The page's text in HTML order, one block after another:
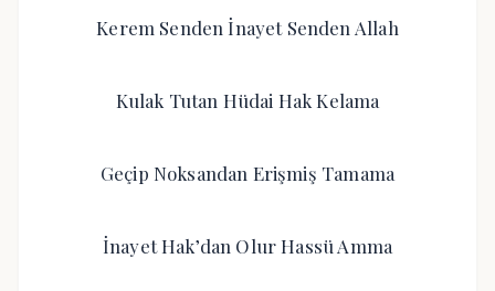
Kerem Senden İnayet Senden Allah
Kulak Tutan Hüdai Hak Kelama
Geçip Noksandan Erişmiş Tamama
İnayet Hak’dan Olur Hassü Amma